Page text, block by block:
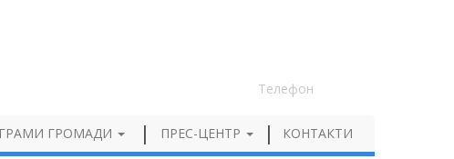
Телефон
ГРОМАДИ ПРЕС-ЦЕНТР КОНТАКТИ